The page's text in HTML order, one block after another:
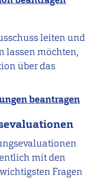
leiten und
lassen möchten,
über das
beantragen
mit den
Fragen